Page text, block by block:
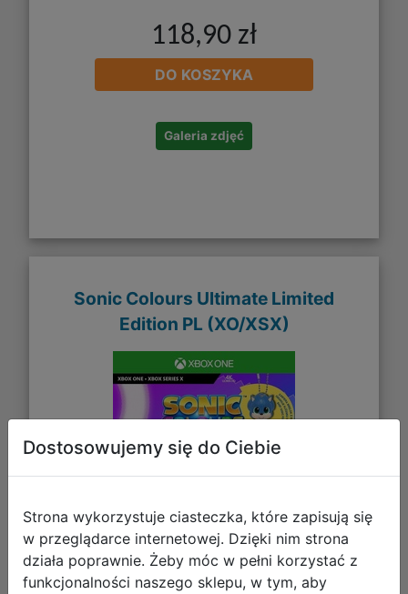
118,90 zł
DO KOSZYKA
Galeria zdjęć
Sonic Colours Ultimate Limited
Edition PL (XO/XSX)
Dostosowujemy się do Ciebie
Strona wykorzystuje ciasteczka, które zapisują się
w przeglądarce internetowej. Dzięki nim strona
działa poprawnie. Żeby móc w pełni korzystać z
funkcjonalności naszego sklepu, w tym, aby